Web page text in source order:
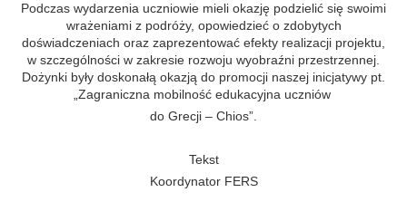
Podczas wydarzenia uczniowie mieli okazję podzielić się swoimi
wrażeniami z podróży, opowiedzieć o zdobytych
doświadczeniach oraz zaprezentować efekty realizacji projektu,
w szczególności w zakresie rozwoju wyobraźni przestrzennej.
Dożynki były doskonałą okazją do promocji naszej inicjatywy pt.
„Zagraniczna mobilność edukacyjna uczniów
do Grecji – Chios”.
Tekst
Koordynator FERS